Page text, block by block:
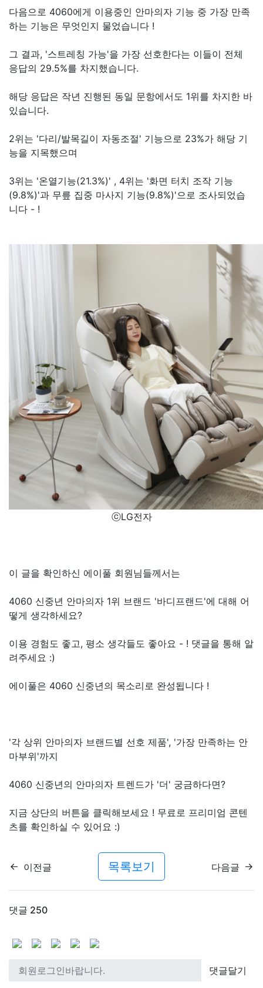
다음으로 4060에게 이용중인 안마의자 기능 중 가장 만족
하는 기능은 무엇인지 물었습니다 !
그 결과, '스트레칭 가능'을 가장 선호한다는 이들이 전체
응답의 29.5%를 차지했습니다.
해당 응답은 작년 진행된 동일 문항에서도 1위를 차지한 바
있습니다.
2위는 '다리/발목길이 자동조절' 기능으로 23%가 해당 기
능을 지목했으며
3위는 '온열기능(21.3%)' , 4위는 '화면 터치 조작 기능
(9.8%)'과 무릎 집중 마사지 기능(9.8%)'으로 조사되었습
니다 - !
ⓒLG전자
이 글을 확인하신 에이풀 회원님들께서는
4060 신중년 안마의자 1위 브랜드 '바디프랜드'에 대해 어
떻게 생각하세요?
이용 경험도 좋고, 평소 생각들도 좋아요 - ! 댓글을 통해 알
려주세요 :)
에이풀은 4060 신중년의 목소리로 완성됩니다 !
'각 상위 안마의자 브랜드별 선호 제품', '가장 만족하는 안
마부위'까지
4060 신중년의 안마의자 트렌드가 '더' 궁금하다면?
지금 상단의 버튼을 클릭해보세요 ! 무료로 프리미엄 콘텐
츠를 확인하실 수 있어요 :)
이전글 목록보기 다음글
댓글 250
댓글달기